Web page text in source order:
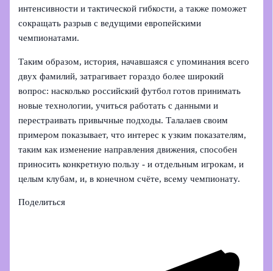
интенсивности и тактической гибкости, а также поможет
сокращать разрыв с ведущими европейскими
чемпионатами.
Таким образом, история, начавшаяся с упоминания всего
двух фамилий, затрагивает гораздо более широкий
вопрос: насколько российский футбол готов принимать
новые технологии, учиться работать с данными и
перестраивать привычные подходы. Талалаев своим
примером показывает, что интерес к узким показателям,
таким как изменение направления движения, способен
приносить конкретную пользу - и отдельным игрокам, и
целым клубам, и, в конечном счёте, всему чемпионату.
Поделиться